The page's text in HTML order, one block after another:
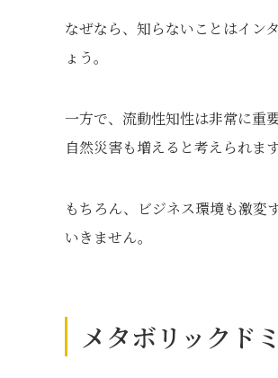
なぜなら、知らないことはイン
ょう。
一方で、流動性知性は非常に重
自然災害も増えると考えられま
もちろん、ビジネス環境も激変
いきません。
メタボリックド